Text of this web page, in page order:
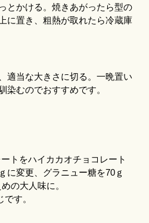
とかける。焼きあがったら型の
に置き、粗熱が取れたら冷蔵庫
適当な大きさに切る。一晩置い
染むのでおすすめです。
トをハイカカオチョコレート
に変更、グラニュー糖を70ｇ
の大人味に。
す。